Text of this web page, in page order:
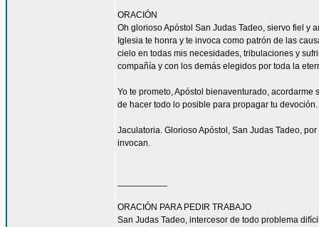
ORACIÓN
Oh glorioso Apóstol San Judas Tadeo, siervo fiel y
Iglesia te honra y te invoca como patrón de las
cielo en todas mis necesidades, tribulaciones y
compañía y con los demás elegidos por toda la
Yo te prometo, Apóstol bienaventurado,
de hacer todo lo posible para propagar tu devoción.
Jaculatoria. Glorioso Apóstol, San Judas Tadeo,
invocan.
ORACIÓN PARA PEDIR TRABAJO
San Judas Tadeo, intercesor de todo problema